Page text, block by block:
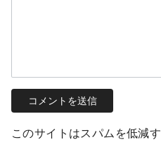
このサイトはスパムを低減